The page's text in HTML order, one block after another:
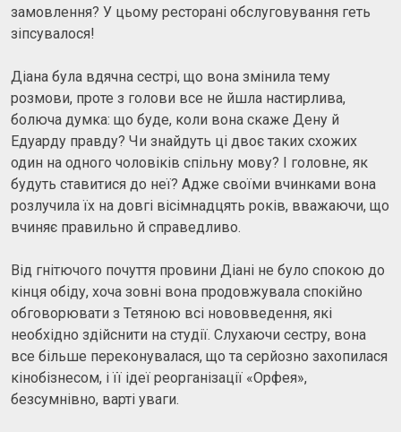
замовлення? У цьому ресторані обслуговування геть
зіпсувалося!
Діана була вдячна сестрі, що вона змінила тему
розмови, проте з голови все не йшла настирлива,
болюча думка: що буде, коли вона скаже Дену й
Едуарду правду? Чи знайдуть ці двоє таких схожих
один на одного чоловіків спільну мову? І головне, як
будуть ставитися до неї? Адже своїми вчинками вона
розлучила їх на довгі вісімнадцять років, вважаючи, що
вчиняє правильно й справедливо.
Від гнітючого почуття провини Діані не було спокою до
кінця обіду, хоча зовні вона продовжувала спокійно
обговорювати з Тетяною всі нововведення, які
необхідно здійснити на студії. Слухаючи сестру, вона
все більше переконувалася, що та серйозно захопилася
кінобізнесом, і її ідеї реорганізації «Орфея»,
безсумнівно, варті уваги.